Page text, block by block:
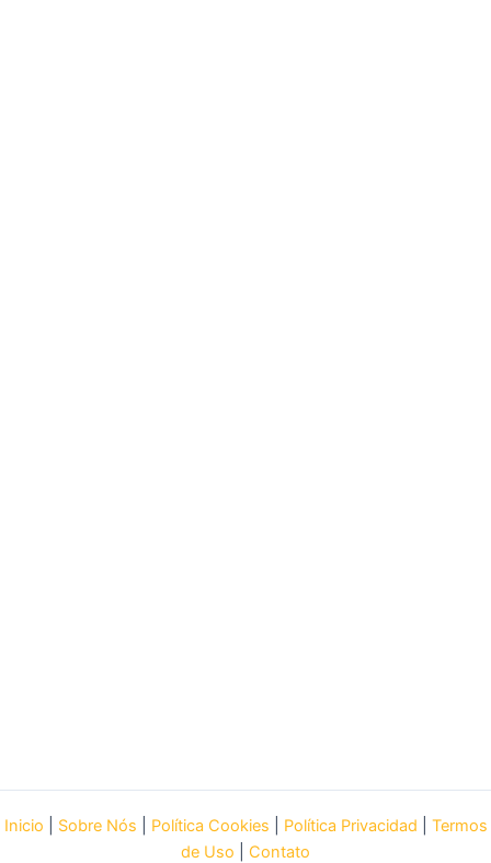
Inicio Sobre Nós Política Cookies Política Privacidad
Termos
de Uso
Contato